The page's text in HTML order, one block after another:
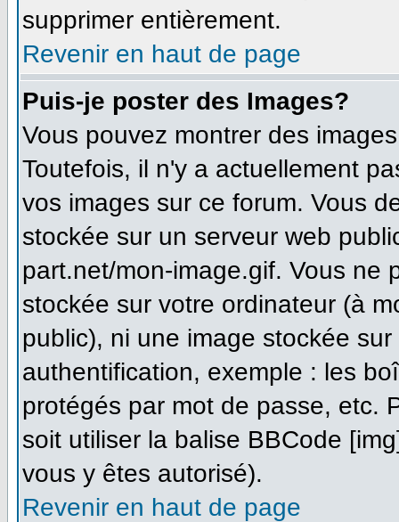
supprimer entièrement.
Revenir en haut de page
Puis-je poster des Images?
Vous pouvez montrer des
Toutefois, il n'y a actuellement
vos images sur ce forum. Vous
stockée sur un serveur web
part.net/mon-image.gif. Vous ne
stockée sur votre ordinateur (à
public), ni une image stockée
authentification, exemple : les
protégés par mot de passe, etc.
soit utiliser la balise BBCode
vous y êtes autorisé).
Revenir en haut de page